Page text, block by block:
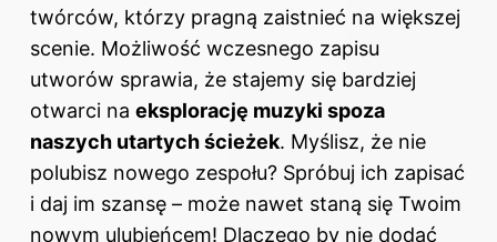
twórców, którzy pragną zaistnieć na większej
scenie. Możliwość wczesnego zapisu
utworów sprawia, że stajemy się bardziej
otwarci na eksplorację muzyki spoza
naszych utartych ścieżek. Myślisz, że nie
polubisz nowego zespołu? Spróbuj ich zapisać
i daj im szansę – może nawet staną się Twoim
nowym ulubieńcem! Dlaczego by nie dodać